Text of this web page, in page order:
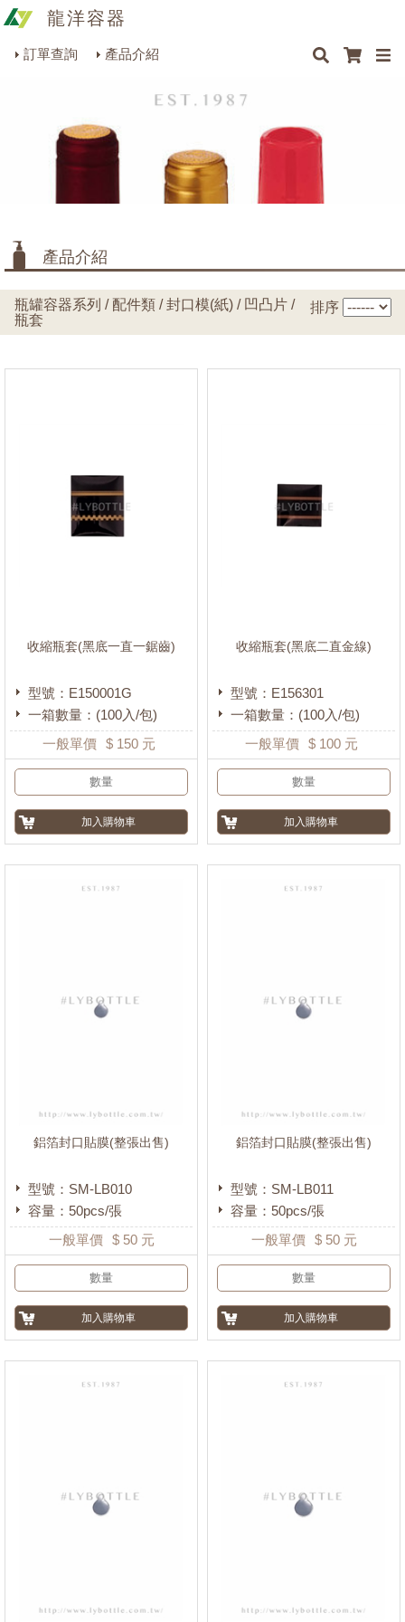
龍洋容器
訂單查詢
產品介紹
餐飲器具系列
生活雜貨系列
美容用品系列
最新消息 聯絡我們
產品介紹
瓶罐容器系列 / 配件類 / 封口模(紙) / 凹凸片 /
瓶套
排序
收縮瓶套(黑底一直一鋸齒)
型號：E150001G
一箱數量：(100入/包)
一般單價 $ 150 元
收縮瓶套(黑底二直金線)
型號：E156301
一箱數量：(100入/包)
一般單價 $ 100 元
鋁箔封口貼膜(整張出售)
型號：SM-LB010
容量：50pcs/張
一般單價 $ 50 元
鋁箔封口貼膜(整張出售)
型號：SM-LB011
容量：50pcs/張
一般單價 $ 50 元
瓶套
(25)